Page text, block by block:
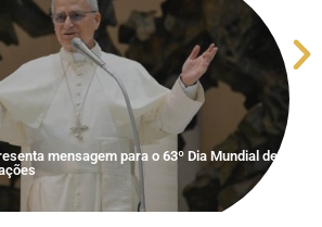
mensagem para o 63º Dia Mundial de